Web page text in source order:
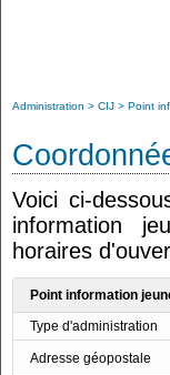
Administration CIJ Point
Voici ci-
information
horaires
Point information
Type d'administration
Adresse géopostale